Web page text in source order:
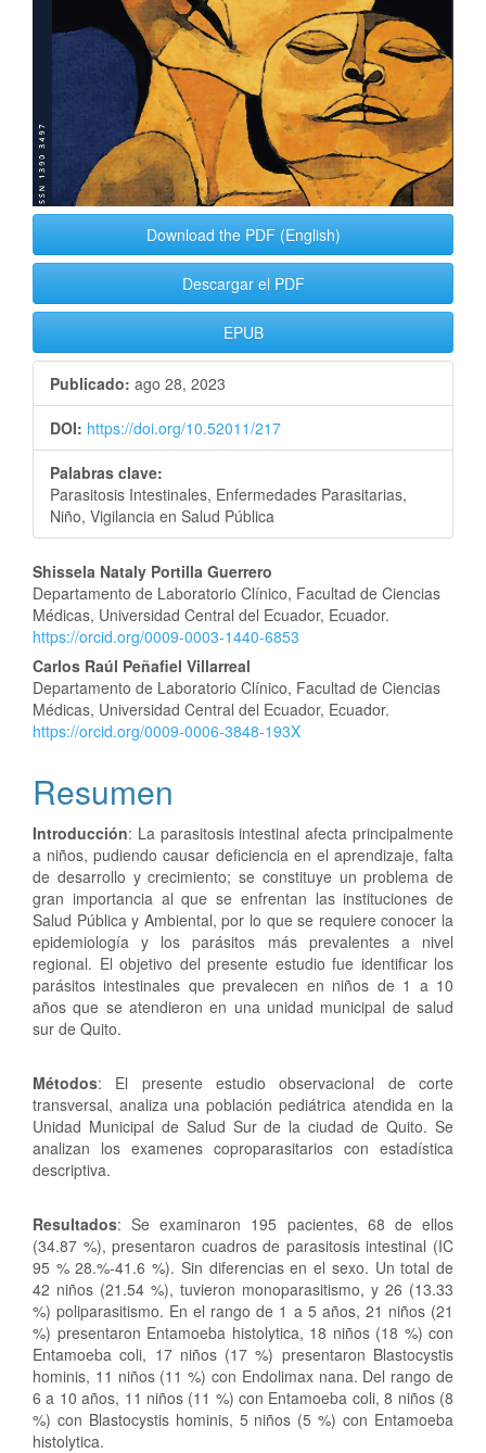
Download the PDF (English)
Descargar el PDF
EPUB
Publicado: ago 28, 2023
DOI: https://doi.org/10.52011/217
Palabras clave:
Parasitosis Intestinales, Enfermedades Parasitarias,
Niño, Vigilancia en Salud Pública
Contenido
principal
del
artículo
Shissela Nataly Portilla Guerrero
Departamento de Laboratorio Clínico, Facultad de Ciencias
Médicas, Universidad Central del Ecuador, Ecuador.
https://orcid.org/0009-0003-1440-6853
Carlos Raúl Peñafiel Villarreal
Departamento de Laboratorio Clínico, Facultad de Ciencias
Médicas, Universidad Central del Ecuador, Ecuador.
https://orcid.org/0009-0006-3848-193X
Resumen
Introducción: La parasitosis intestinal afecta principalmente
a niños, pudiendo causar deficiencia en el aprendizaje, falta
de desarrollo y crecimiento; se constituye un problema de
gran importancia al que se enfrentan las instituciones de
Salud Pública y Ambiental, por lo que se requiere conocer la
epidemiología y los parásitos más prevalentes a nivel
regional. El objetivo del presente estudio fue identificar los
parásitos intestinales que prevalecen en niños de 1 a 10
años que se atendieron en una unidad municipal de salud
sur de Quito.
Métodos: El presente estudio observacional de corte
transversal, analiza una población pediátrica atendida en la
Unidad Municipal de Salud Sur de la ciudad de Quito. Se
analizan los examenes coproparasitarios con estadística
descriptiva.
Resultados: Se examinaron 195 pacientes, 68 de ellos
(34.87 %), presentaron cuadros de parasitosis intestinal (IC
95 % 28.%-41.6 %). Sin diferencias en el sexo. Un total de
42 niños (21.54 %), tuvieron monoparasitismo, y 26 (13.33
%) poliparasitismo. En el rango de 1 a 5 años, 21 niños (21
%) presentaron Entamoeba histolytica, 18 niños (18 %) con
Entamoeba coli, 17 niños (17 %) presentaron Blastocystis
hominis, 11 niños (11 %) con Endolimax nana. Del rango de
6 a 10 años, 11 niños (11 %) con Entamoeba coli, 8 niños (8
%) con Blastocystis hominis, 5 niños (5 %) con Entamoeba
histolytica.